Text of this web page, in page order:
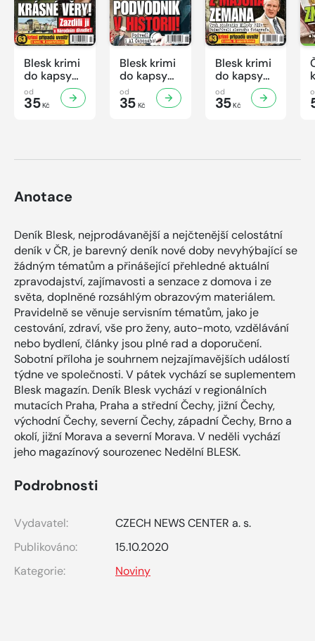
Blesk krimi
do kapsy
č.7/2026
od
35Kč
Blesk krimi
do kapsy
č.6/2026
od
35Kč
Blesk krimi
do kapsy
č.5/2026
od
35Kč
Anotace
Deník Blesk, nejprodávanější a nejčtenější celostátní
deník v ČR, je barevný deník nové doby nevyhýbající se
žádným tématům a přinášející přehledné aktuální
zpravodajství, zajímavosti a senzace z domova i ze
světa, doplněné rozsáhlým obrazovým materiálem.
Pravidelně se věnuje servisním tématům, jako je
cestování, zdraví, vše pro ženy, auto-moto, vzdělávání
nebo bydlení, články jsou plné rad a doporučení.
Sobotní příloha je souhrnem nejzajímavějších událostí
týdne ve společnosti. V pátek vychází se suplementem
Blesk magazín. Deník Blesk vychází v regionálních
mutacích Praha, Praha a střední Čechy, jižní Čechy,
východní Čechy, severní Čechy, západní Čechy, Brno a
okolí, jižní Morava a severní Morava. V neděli vychází
jeho magazínový sourozenec Nedělní BLESK.
Podrobnosti
Vydavatel:
CZECH NEWS CENTER a. s.
Publikováno:
15.10.2020
Kategorie:
Noviny